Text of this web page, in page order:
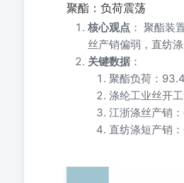
聚酯：负荷震荡
核心观点 ： 聚酯装
丝产销偏弱，直纺涤
关键数据 ：
聚酯负荷：
涤纶工业丝开
江浙涤丝产销
直纺涤短产销
PTA：恒力公布检修计划